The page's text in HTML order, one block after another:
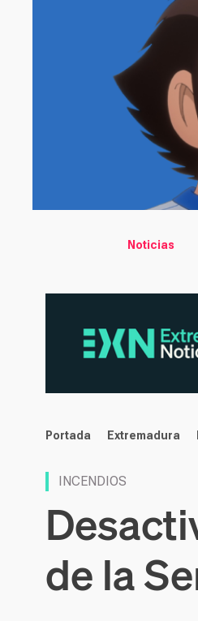
Main
Noticias
noticias
Portada Extremadura
INCENDIOS
de la